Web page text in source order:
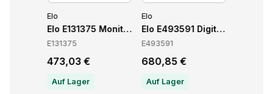
3 POS Terminal 15,6", N97, 8GB, 128GB, Windows 11 IoT,
Elo
Elo E131375 Monitore
E131375
473,03 €
Auf Lager
Elo
Elo E493591 Digitale
E493591
680,85 €
Auf Lager